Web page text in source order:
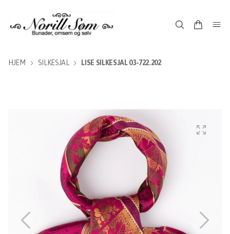
HJEM SILKESJAL LISE SILKESJAL 03-722.202